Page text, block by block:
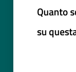
Quanto
su